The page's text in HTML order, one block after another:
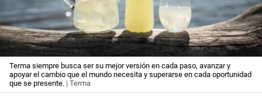
Terma siempre busca ser su mejor versión en cada paso, avanzar y
apoyar el cambio que el mundo necesita y superarse en cada oportunidad
que se presente. | Terma